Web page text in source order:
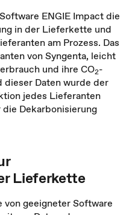
ENGIE Impact die
in der Lieferkette und
am Prozess. Das
von Syngenta, leicht
und ihre CO2-
dieser Daten wurde der
jedes Lieferanten
Dekarbonisierung
Lieferkette
geeigneter Software